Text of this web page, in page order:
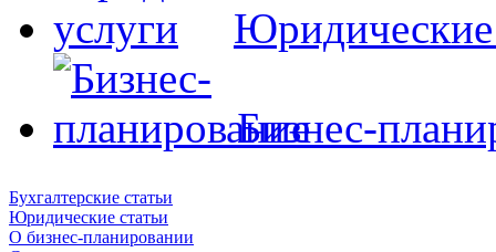
Юридические
Бизнес-
Бухгалтерские статьи
Юридические статьи
О бизнес-планировании